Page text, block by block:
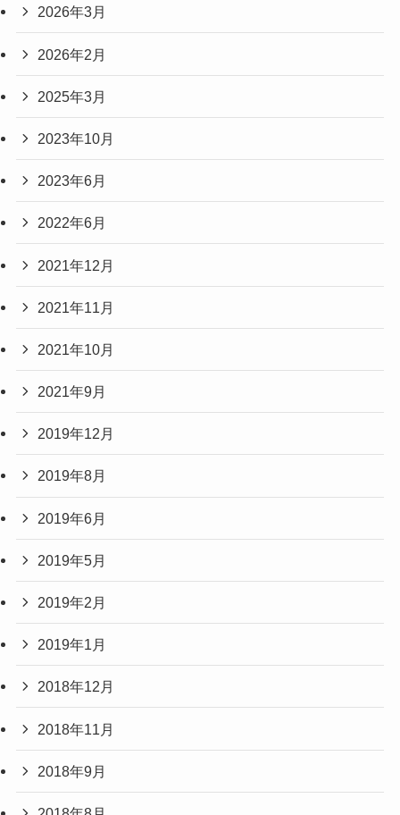
2026年3月
2026年2月
2025年3月
2023年10月
2023年6月
2022年6月
2021年12月
2021年11月
2021年10月
2021年9月
2019年12月
2019年8月
2019年6月
2019年5月
2019年2月
2019年1月
2018年12月
2018年11月
2018年9月